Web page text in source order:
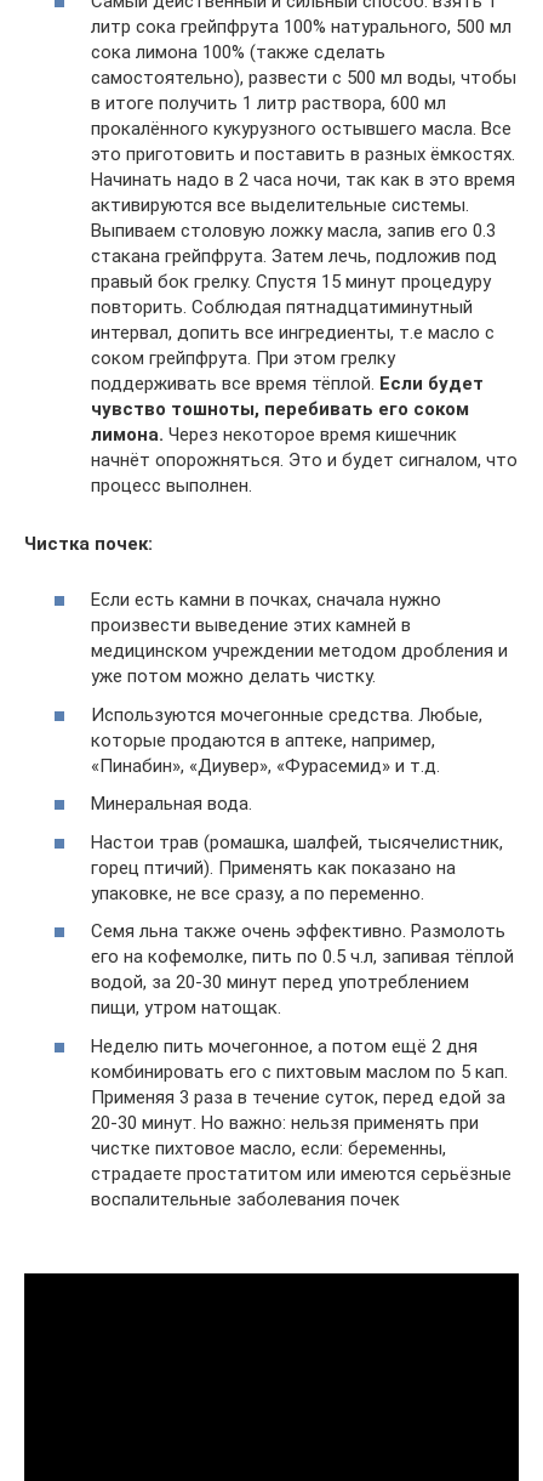
литр сока грейпфрута 100% натурального, 500 мл
сока лимона 100% (также сделать
самостоятельно), развести с 500 мл воды, чтобы
в итоге получить 1 литр раствора, 600 мл
прокалённого кукурузного остывшего масла. Все
это приготовить и поставить в разных ёмкостях.
Начинать надо в 2 часа ночи, так как в это время
активируются все выделительные системы.
Выпиваем столовую ложку масла, запив его 0.3
стакана грейпфрута. Затем лечь, подложив под
правый бок грелку. Спустя 15 минут процедуру
повторить. Соблюдая пятнадцатиминутный
интервал, допить все ингредиенты, т.е масло с
соком грейпфрута. При этом грелку
поддерживать все время тёплой. Если будет
чувство тошноты, перебивать его соком
лимона. Через некоторое время кишечник
начнёт опорожняться. Это и будет сигналом, что
процесс выполнен.
Чистка почек:
Если есть камни в почках, сначала нужно
произвести выведение этих камней в
медицинском учреждении методом дробления и
уже потом можно делать чистку.
Используются мочегонные средства. Любые,
которые продаются в аптеке, например,
«Пинабин», «Диувер», «Фурасемид» и т.д.
Минеральная вода.
Настои трав (ромашка, шалфей, тысячелистник,
горец птичий). Применять как показано на
упаковке, не все сразу, а по переменно.
Семя льна также очень эффективно. Размолоть
его на кофемолке, пить по 0.5 ч.л, запивая тёплой
водой, за 20-30 минут перед употреблением
пищи, утром натощак.
Неделю пить мочегонное, а потом ещё 2 дня
комбинировать его с пихтовым маслом по 5 кап.
Применяя 3 раза в течение суток, перед едой за
20-30 минут. Но важно: нельзя применять при
чистке пихтовое масло, если: беременны,
страдаете простатитом или имеются серьёзные
воспалительные заболевания почек